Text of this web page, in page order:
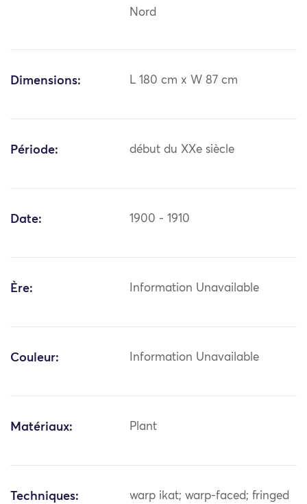
Nord
Dimensions: L 180 cm x W 87 cm
Période: début du XXe siècle
Date: 1900 - 1910
Ère: Information Unavailable
Couleur: Information Unavailable
Matériaux: Plant
Techniques: warp ikat; warp-faced; fringed